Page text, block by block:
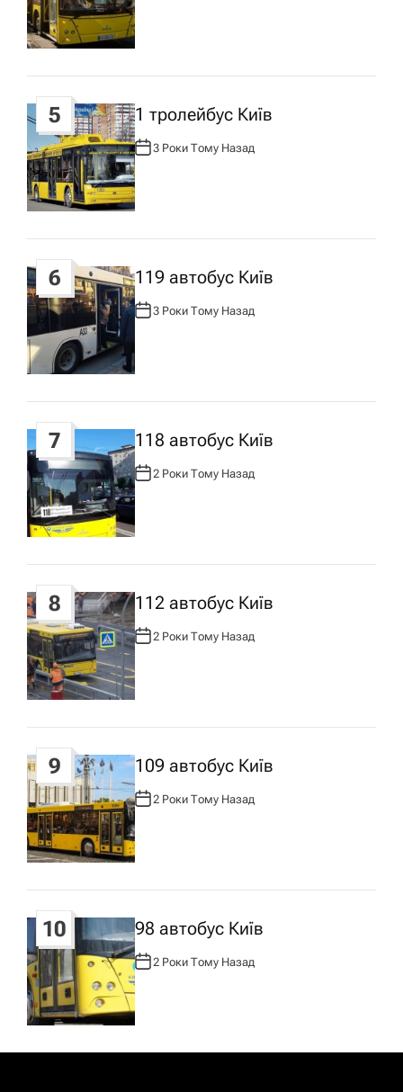
Т
О
Р
:
5 1 тролейбус Київ
А
В
Т
О
Р
:
3 Роки Тому Назад
6 119 автобус Київ
А
Р
:
3 Роки Тому Назад
7 118 автобус Київ
А
В
Т
Р
:
2 Роки Тому Назад
8 112 автобус Київ
А
В
О
Р
:
2 Роки Тому Назад
9 109 автобус Київ
А
В
Т
О
Р
:
2 Роки Тому Назад
10 98 автобус Київ
А
В
Т
Р
:
2 Роки Тому Назад